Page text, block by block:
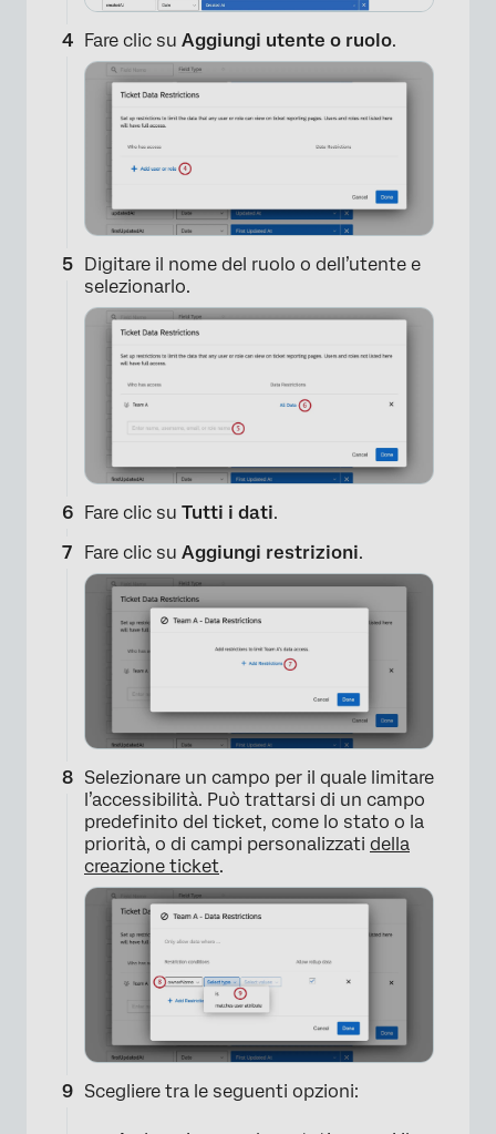
×
×
Fare clic su Aggiungi utente o ruolo.
×
Digitare il nome del ruolo o dell’utente e
selezionarlo.
Fare clic su Tutti i dati.
Fare clic su Aggiungi restrizioni.
Selezionare un campo per il quale limitare
l’accessibilità. Può trattarsi di un campo
predefinito del ticket, come lo stato o la
priorità, o di campi personalizzati della
creazione ticket.
Scegliere tra le seguenti opzioni: